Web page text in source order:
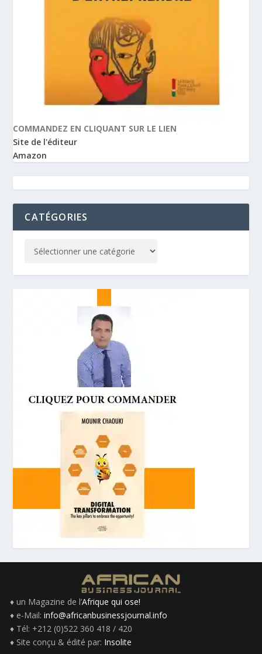
COMMANDEZ EN CLIQUANT SUR LE LIEN
Site de l'éditeur
Amazon
CATÉGORIES
♦ un Magazine de l’Afrique qui ose!
♦ e-Mail: info@africanbusinessjournal.info
♦ Tél: +212 (0)522 360 418 / 420
♦ Site conçu & édité par: Insolite